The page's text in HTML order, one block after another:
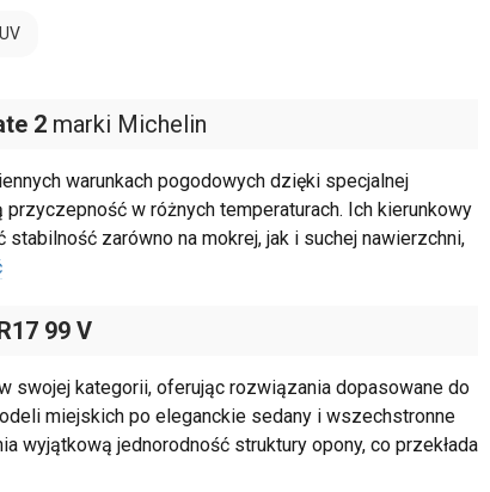
2 marki Michelin
warunkach pogodowych dzięki specjalnej
w różnych temperaturach. Ich kierunkowy
zarówno na mokrej, jak i suchej nawierzchni,
99 V
swojej kategorii, oferując rozwiązania dopasowane do
miejskich po eleganckie sedany i wszechstronne
wyjątkową jednorodność struktury opony, co przekłada